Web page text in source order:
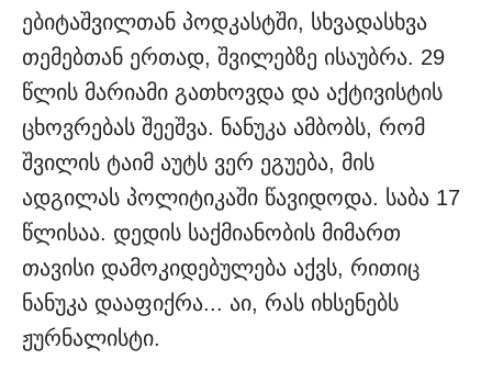
ებიტაშვილთან პოდკასტში, სხვადასხვა
თემებთან ერთად, შვილებზე ისაუბრა. 29
წლის მარიამი გათხოვდა და აქტივისტის
ცხოვრებას შეეშვა. ნანუკა ამბობს, რომ
შვილის ტაიმ აუტს ვერ ეგუება, მის
ადგილას პოლიტიკაში წავიდოდა. საბა 17
წლისაა. დედის საქმიანობის მიმართ
თავისი დამოკიდებულება აქვს, რითიც
ნანუკა დააფიქრა... აი, რას იხსენებს
ჟურნალისტი.